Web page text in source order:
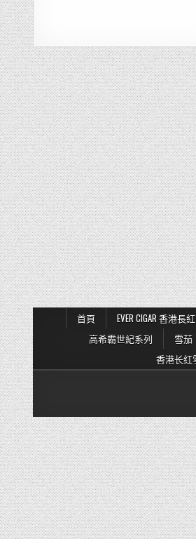
首頁 EVER CIGAR 香港長
高希霸世紀系列
雪茄
香港长红雪